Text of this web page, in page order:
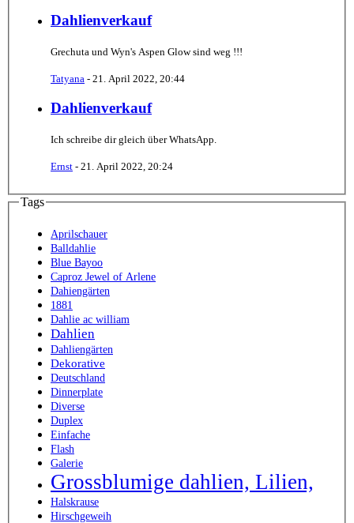
Dahlienverkauf
Grechuta und Wyn's Aspen Glow sind weg !!!
Tatyana - 21. April 2022, 20:44
Dahlienverkauf
Ich schreibe dir gleich über WhatsApp.
Ernst - 21. April 2022, 20:24
Tags
Aprilschauer
Balldahlie
Blue Bayoo
Caproz Jewel of Arlene
Dahiengärten
1881
Dahlie ac william
Dahlien
Dahliengärten
Dekorative
Deutschland
Dinnerplate
Diverse
Duplex
Einfache
Flash
Galerie
Grossblumige dahlien, Lilien,
Halskrause
Hirschgeweih